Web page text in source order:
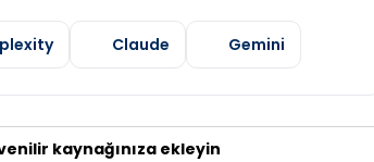
Claude Gemini
kaynağınıza ekleyin